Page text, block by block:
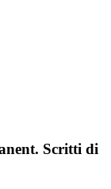
Scritti di